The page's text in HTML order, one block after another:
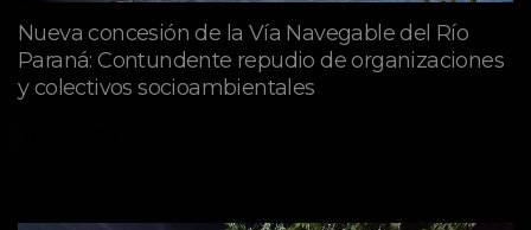
Nueva concesión de la Vía Navegable del Río
Paraná: Contundente repudio de organizaciones
y colectivos socioambientales